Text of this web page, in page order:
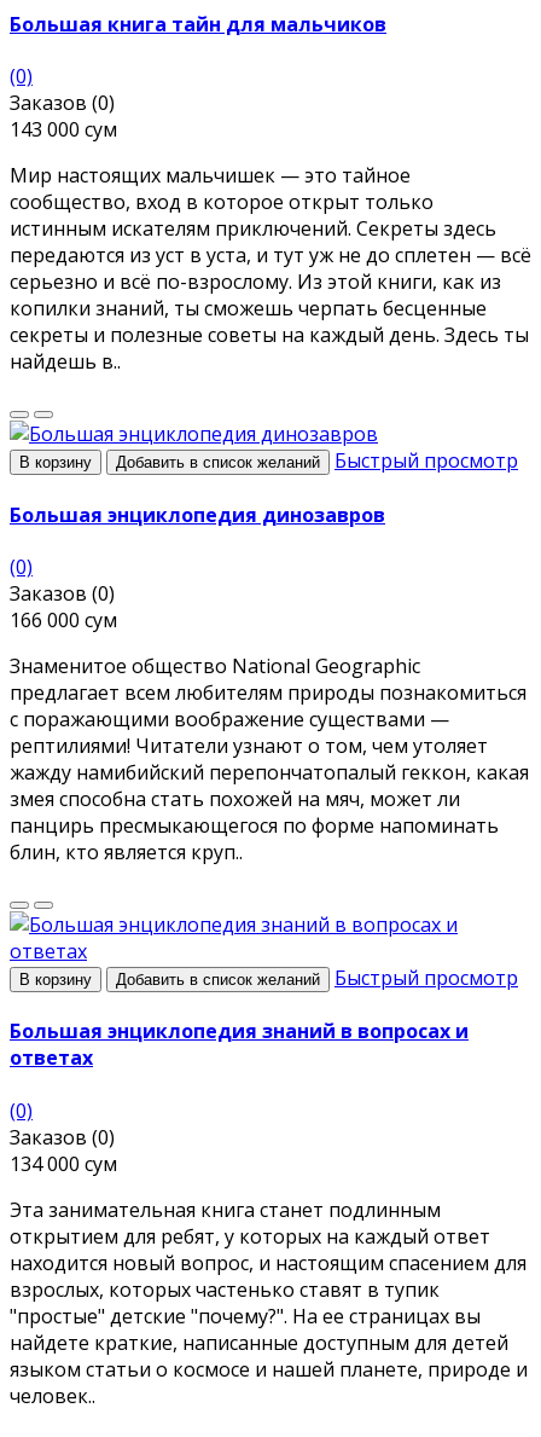
Большая книга тайн для мальчиков
(0)
Заказов (0)
143 000 сум
Мир настоящих мальчишек — это тайное
сообщество, вход в которое открыт только
истинным искателям приключений. Секреты здесь
передаются из уст в уста, и тут уж не до сплетен — всё
серьезно и всё по-взрослому. Из этой книги, как из
копилки знаний, ты сможешь черпать бесценные
секреты и полезные советы на каждый день. Здесь ты
найдешь в..
В корзину Добавить в список желаний Быстрый просмотр
Большая энциклопедия динозавров
(0)
Заказов (0)
166 000 сум
Знаменитое общество National Geographic
предлагает всем любителям природы познакомиться
с поражающими воображение существами —
рептилиями! Читатели узнают о том, чем утоляет
жажду намибийский перепончатопалый геккон, какая
змея способна стать похожей на мяч, может ли
панцирь пресмыкающегося по форме напоминать
блин, кто является круп..
В корзину Добавить в список желаний Быстрый просмотр
Большая энциклопедия знаний в вопросах и
ответах
(0)
Заказов (0)
134 000 сум
Эта занимательная книга станет подлинным
открытием для ребят, у которых на каждый ответ
находится новый вопрос, и настоящим спасением для
взрослых, которых частенько ставят в тупик
"простые" детские "почему?". На ее страницах вы
найдете краткие, написанные доступным для детей
языком статьи о космосе и нашей планете, природе и
человек..